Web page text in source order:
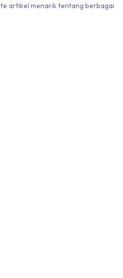
artikel menarik tentang berbagai